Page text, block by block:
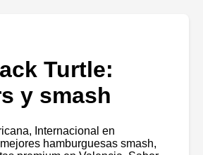
Turtle:
y smash
Internacional en
hamburguesas smash,